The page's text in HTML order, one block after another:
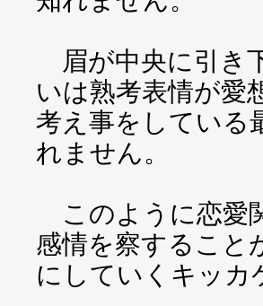
眉が中央に引き
いは熟考表情が愛
考え事をしている
れません。
このように恋愛
感情を察すること
にしていくキッカ